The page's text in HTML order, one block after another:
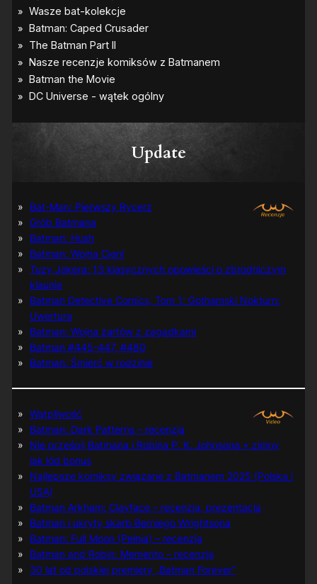
Update
Bat-Man: Pierwszy Rycerz
Grób Batmana
Batman: Hush
Batman: Wojna Cieni
Tuzy Jokera: 13 klasycznych opowieści o zbrodniczym
klaunie
Batman Detective Comics, Tom 1: Gothamski Nokturn:
Uwertura
Batman: Wojna żartów z zagadkami
Batman #445-447, #480
Batman: Śmierć w rodzinie
Wątpliwość
Batman: Dark Patterns – recenzja
Nie prześpij Batmana i Robina P. K. Johnsona + zimny
jak lód bonus
Najlepsze komiksy związane z Batmanem 2025 (Polska i
USA)
Batman Arkham: Clayface – recenzja, prezentacja
Batman i ukryty skarb Berniego Wrightsona
Batman: Full Moon (Pełnia) – recenzja
Batman and Robin: Memento – recenzja
30 lat od polskiej premiery „Batman Forever”